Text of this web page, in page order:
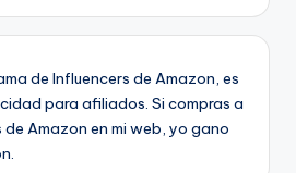
de Influencers de Amazon, es
para afiliados. Si compras a
Amazon en mi web, yo gano